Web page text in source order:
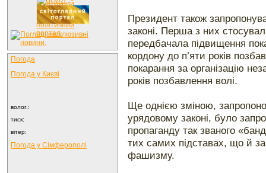
Погода
Погода у Києві
волог.:
тиск:
вітер:
Погода у Сімферополі
Президент також
законі. Перша з них
передбачала підвищення
кордону до п’яти років
покарання за організацію
років позбавлення волі.
Ще однією зміною,
урядовому законі, було
пропаганду так званого
тих самих підставах, що й
фашизму.